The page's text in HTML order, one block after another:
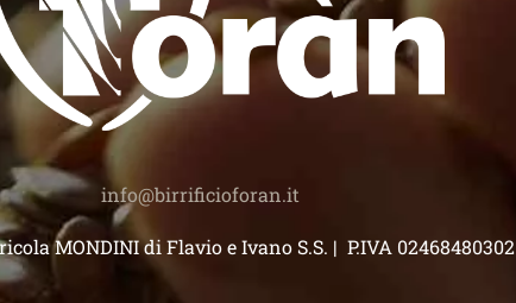
info@birrificioforan.it
MONDINI di Flavio e Ivano S.S. | P.IVA 02468480302